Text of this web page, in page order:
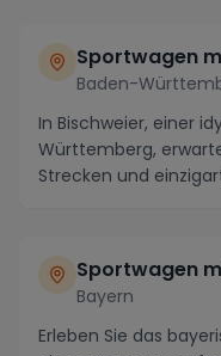
Sportwagen
Baden-
In Bischweier, einer
Württemberg,
Strecken und
Sportwagen
Bayern
Erleben Sie das